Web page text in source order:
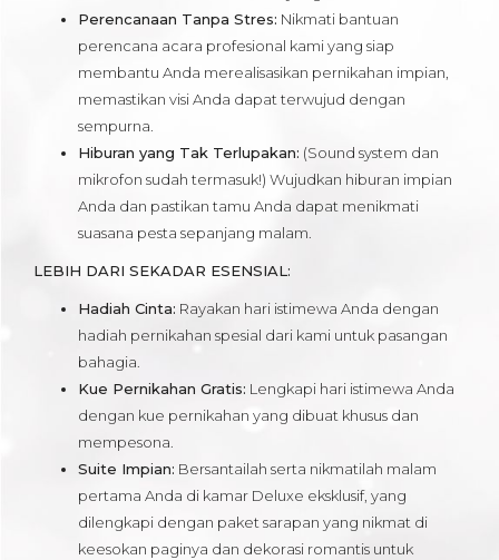
Perencanaan Tanpa Stres: Nikmati bantuan
perencana acara profesional kami yang siap
membantu Anda merealisasikan pernikahan impian,
memastikan visi Anda dapat terwujud dengan
sempurna.
Hiburan yang Tak Terlupakan: (Sound system dan
mikrofon sudah termasuk!) Wujudkan hiburan impian
Anda dan pastikan tamu Anda dapat menikmati
suasana pesta sepanjang malam.
LEBIH DARI SEKADAR ESENSIAL:
Hadiah Cinta: Rayakan hari istimewa Anda dengan
hadiah pernikahan spesial dari kami untuk pasangan
bahagia.
Kue Pernikahan Gratis: Lengkapi hari istimewa Anda
dengan kue pernikahan yang dibuat khusus dan
mempesona.
Suite Impian: Bersantailah serta nikmatilah malam
pertama Anda di kamar Deluxe eksklusif, yang
dilengkapi dengan paket sarapan yang nikmat di
keesokan paginya dan dekorasi romantis untuk